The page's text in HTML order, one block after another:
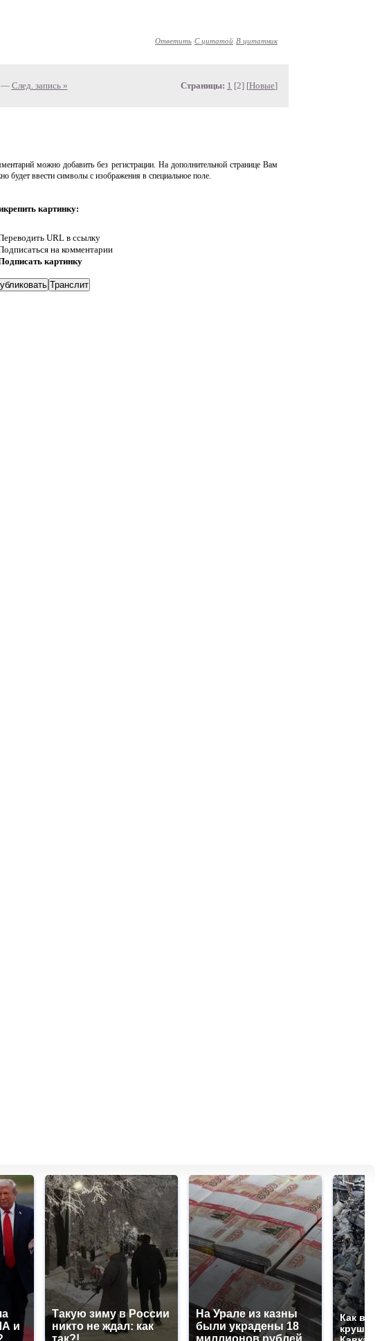
Ответить С цитатой В цитатник
— След. запись » Страницы: 1 [2] [Новые]
можно добавить без регистрации. На дополнительной странице Вам
будет ввести символы с изображения в специальное поле.
картинку:
URL в ссылку
на комментарии
картинку
и
Такую зиму в России
никто не ждал: как
так?!
На Урале из казны
были украдены 18
миллионов рублей
Как